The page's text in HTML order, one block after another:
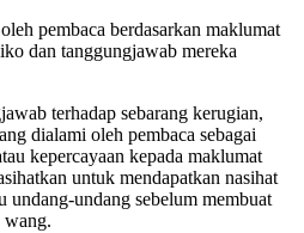
pembaca berdasarkan maklumat
dan tanggungjawab mereka
terhadap sebarang kerugian,
dialami oleh pembaca sebagai
kepercayaan kepada maklumat
untuk mendapatkan nasihat
undang-undang sebelum membuat
wang.